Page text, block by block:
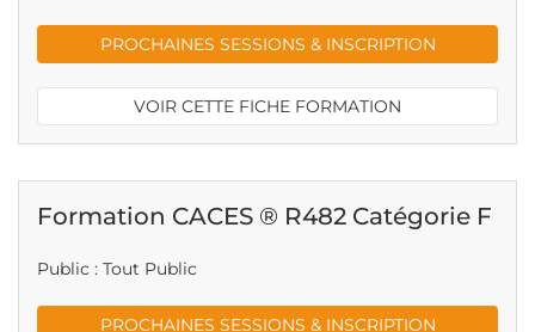
PROCHAINES SESSIONS & INSCRIPTION
VOIR CETTE FICHE FORMATION
Formation CACES ® R482 Catégorie F
Public : Tout Public
PROCHAINES SESSIONS & INSCRIPTION